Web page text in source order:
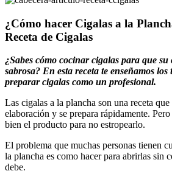
¿Cómo hacer Cigalas a la
Receta de Cigalas
¿Sabes cómo cocinar cigalas para que su
sabrosa? En esta receta te enseñamos
preparar cigalas como un profesional.
Las cigalas a la plancha son una receta
elaboración y se prepara rápidamente.
bien el producto para no estropearlo.
El problema que muchas personas tienen
la plancha es como hacer para abrirlas sin
debe.